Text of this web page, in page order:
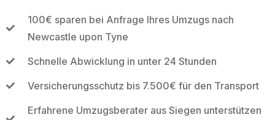
100€ sparen bei Anfrage Ihres Umzugs nach
Newcastle upon Tyne
Schnelle Abwicklung in unter 24 Stunden
Versicherungsschutz bis 7.500€ für den Transport
Erfahrene Umzugsberater aus Siegen unterstützen